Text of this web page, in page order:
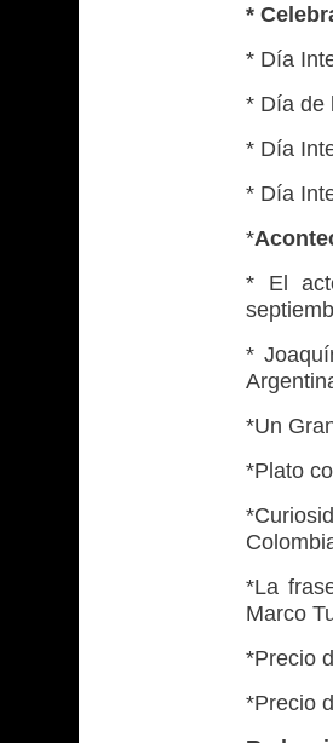
*
* Día
* Día de
* Día
* Día
*
* El
*
*Un
*Plato
*La
Marco
*Precio
*Precio